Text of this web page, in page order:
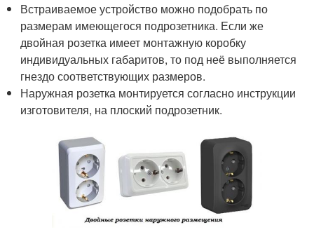
Встраиваемое устройство можно подобрать по
размерам имеющегося подрозетника. Если же
двойная розетка имеет монтажную коробку
индивидуальных габаритов, то под неё выполняется
гнездо соответствующих размеров.
Наружная розетка монтируется согласно инструкции
изготовителя, на плоский подрозетник.